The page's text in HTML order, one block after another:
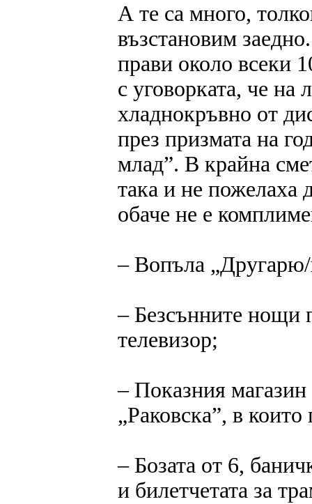
А те са много,
възстановим
прави около всеки
с уговорката, че на
хладнокръвно от
през призмата на
млад”. В крайна
така и не пожелаха
обаче не е
‒ Вопъла
‒ Безсънните нощи
телевизор;
‒ Показния
„Раковска”, в
‒ Бозата от 6,
и билетчетата за